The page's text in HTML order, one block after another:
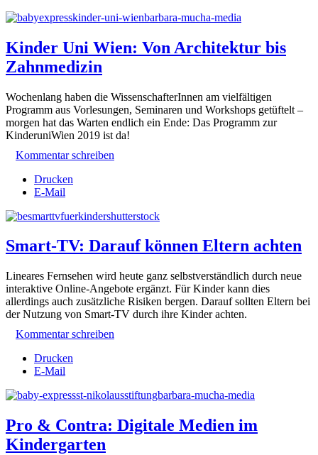
Kinder Uni Wien: Von Architektur bis
Zahnmedizin
Wochenlang haben die WissenschafterInnen am vielfältigen
Programm aus Vorlesungen, Seminaren und Workshops getüftelt –
morgen hat das Warten endlich ein Ende: Das Programm zur
KinderuniWien 2019 ist da!
Kommentar schreiben
Drucken
E-Mail
Smart-TV: Darauf können Eltern achten
Lineares Fernsehen wird heute ganz selbstverständlich durch neue
interaktive Online-Angebote ergänzt. Für Kinder kann dies
allerdings auch zusätzliche Risiken bergen. Darauf sollten Eltern bei
der Nutzung von Smart-TV durch ihre Kinder achten.
Kommentar schreiben
Drucken
E-Mail
Pro & Contra: Digitale Medien im
Kindergarten